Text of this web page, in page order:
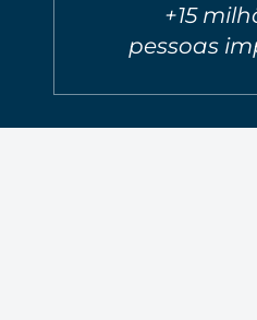
+15
pessoas